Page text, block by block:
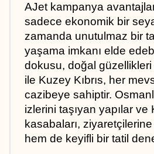
AJet kampanya
sadece ekonomik bir
zamanda unutulmaz bir
yaşama imkanı elde
dokusu, doğal
ile Kuzey Kıbrıs, her
cazibeye sahiptir.
izlerini taşıyan yapılar ve
kasabaları,
hem de keyifli bir tatil